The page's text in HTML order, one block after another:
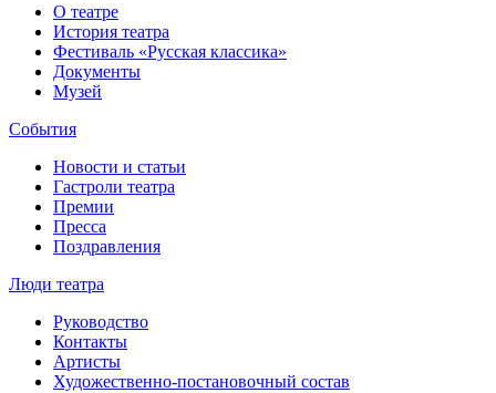
О театре
История театра
Фестиваль «Русская классика»
Документы
Музей
События
Новости и статьи
Гастроли театра
Премии
Пресса
Поздравления
Люди театра
Руководство
Контакты
Артисты
Художественно-постановочный состав